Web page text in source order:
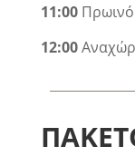
11:00Πρωινό
12:00